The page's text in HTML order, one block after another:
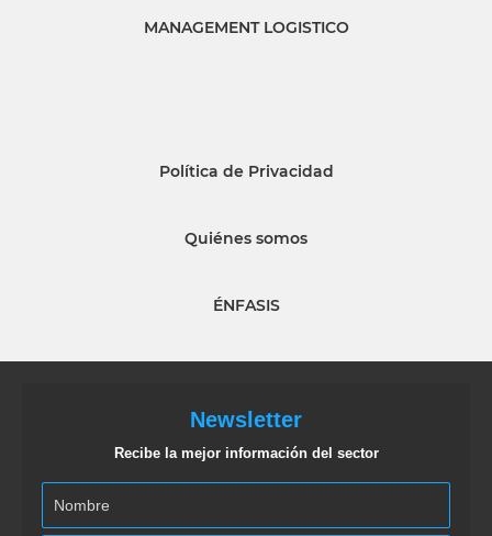
MANAGEMENT LOGISTICO
Política de Privacidad
Quiénes somos
ÉNFASIS
Newsletter
Recibe la mejor información del sector